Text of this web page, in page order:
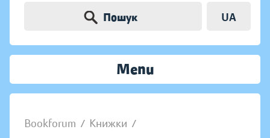
Пошук UA
Menu
Bookforum / Книжки /